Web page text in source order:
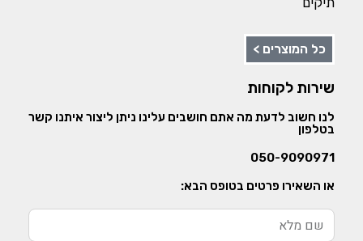
כל המוצרים >
שירות לקוחות
לנו חשוב לדעת מה אתם חושבים עלינו ניתן ליצור איתנו קשר
בטלפון
050-9090971
או השאירו פרטים בטופס הבא: